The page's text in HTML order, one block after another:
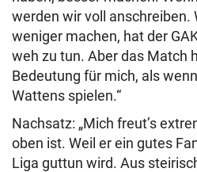
werden wir voll anschreiben.
weniger machen, hat der
weh zu tun. Aber das Match
Bedeutung für mich, als
Wattens spielen.“
Nachsatz: „Mich freut’s
oben ist. Weil er ein gutes
Liga guttun wird. Aus